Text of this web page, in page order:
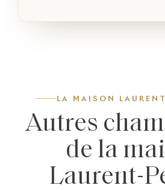
LA MAISON
Autres
de la
Laurent-